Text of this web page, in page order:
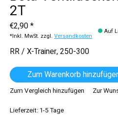
2T
€2,90 *
*Inkl. MwSt. zzgl. Versandkosten
Auf
RR / X-Trainer, 250-300
Zum Warenkorb
Zum Vergleich hinzufügen
Zur
Lieferzeit: 1-5 Tage